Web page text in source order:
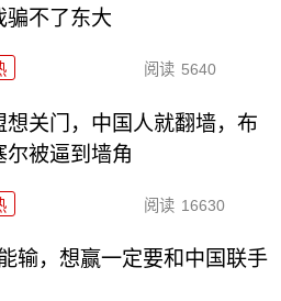
骗不了东大
阅读 5640
想关门，中国人就翻墙，布
尔被逼到墙角
阅读 16630
输，想赢一定要和中国联手